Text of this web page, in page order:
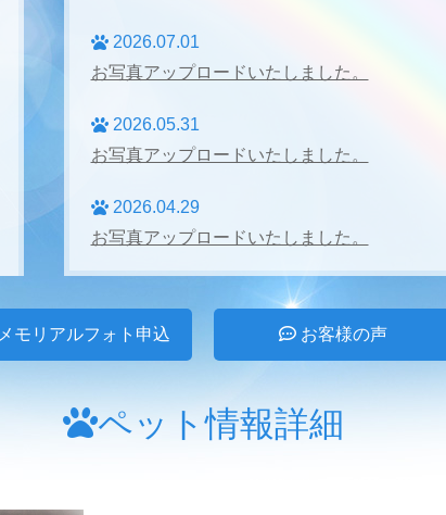
2026.07.01
お写真アップロードいたしました。
2026.05.31
お写真アップロードいたしました。
2026.04.29
お写真アップロードいたしました。
お写真アップロードいたしました。
メモリアルフォト申込 お客様の声
ペット情報詳細